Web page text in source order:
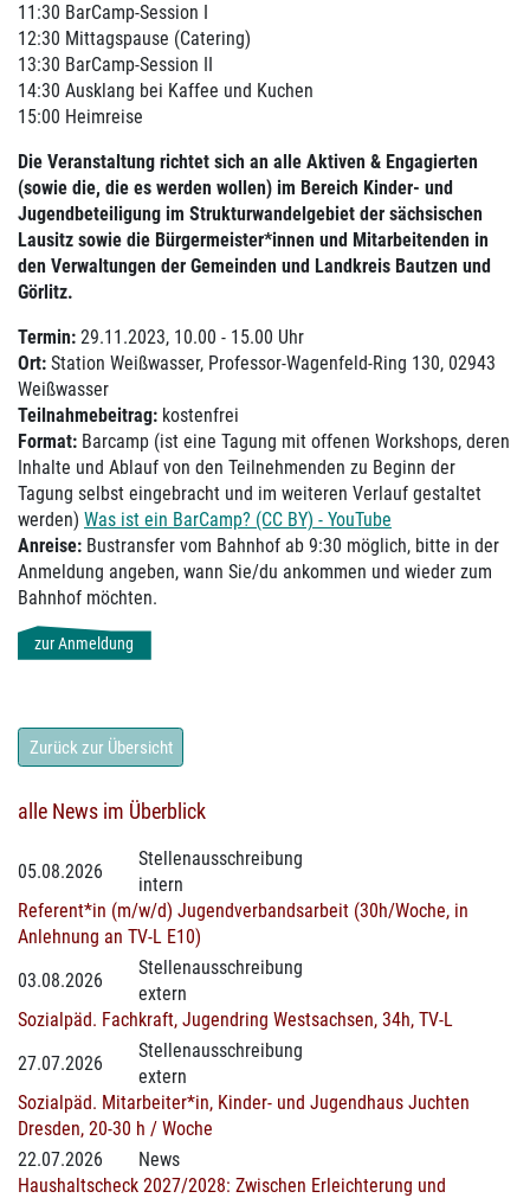
11:30 BarCamp-Session I
12:30 Mittagspause (Catering)
13:30 BarCamp-Session II
14:30 Ausklang bei Kaffee und Kuchen
15:00 Heimreise
Die Veranstaltung richtet sich an alle Aktiven & Engagierten
(sowie die, die es werden wollen) im Bereich Kinder- und
Jugendbeteiligung im Strukturwandelgebiet der sächsischen
Lausitz sowie die Bürgermeister*innen und Mitarbeitenden in
den Verwaltungen der Gemeinden und Landkreis Bautzen und
Görlitz.
Termin: 29.11.2023, 10.00 - 15.00 Uhr
Ort: Station Weißwasser, Professor-Wagenfeld-Ring 130, 02943
Weißwasser
Teilnahmebeitrag: kostenfrei
Format: Barcamp (ist eine Tagung mit offenen Workshops, deren
Inhalte und Ablauf von den Teilnehmenden zu Beginn der
Tagung selbst eingebracht und im weiteren Verlauf gestaltet
werden) Was ist ein BarCamp? (CC BY) - YouTube
Anreise: Bustransfer vom Bahnhof ab 9:30 möglich, bitte in der
Anmeldung angeben, wann Sie/du ankommen und wieder zum
Bahnhof möchten.
zur Anmeldung
Zurück zur Übersicht
alle News im Überblick
05.08.2026
Stellenausschreibung
intern
Referent*in (m/w/d) Jugendverbandsarbeit (30h/Woche, in
Anlehnung an TV-L E10)
03.08.2026
Stellenausschreibung
extern
Sozialpäd. Fachkraft, Jugendring Westsachsen, 34h, TV-L
27.07.2026
Stellenausschreibung
extern
Sozialpäd. Mitarbeiter*in, Kinder- und Jugendhaus Juchten
Dresden, 20-30 h / Woche
22.07.2026
News
Haushaltscheck 2027/2028: Zwischen Erleichterung und